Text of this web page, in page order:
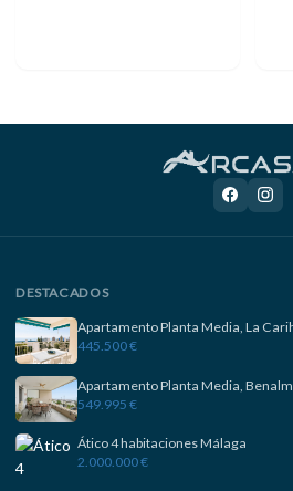
DESTACADOS
Apartamento Planta Media, La
445.500 €
Apartamento Planta Media,
549.995 €
Ático 4 habitaciones Málaga
2.000.000 €